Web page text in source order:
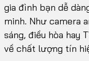
gia đình bạn dễ
minh. Như camera
sáng, điều hòa hay
về chất lượng tín